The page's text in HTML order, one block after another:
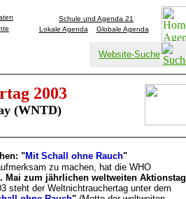
Schule und Agenda 21
Lokale Agenda
Globale Agenda
Website-Suche
2003
(WNTD)
"Mit Schall ohne Rauch"
zu machen, hat die WHO
Mai zum jährlichen weltweiten Aktionstag
steht der Weltnichtrauchertag unter dem